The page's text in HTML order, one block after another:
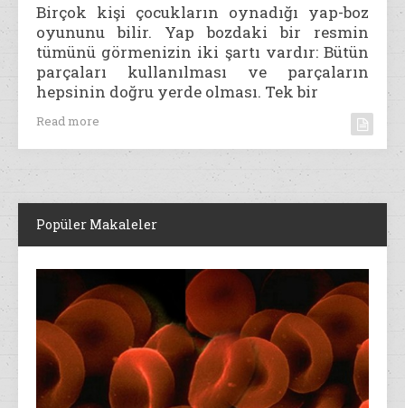
Birçok kişi çocukların oynadığı yap-boz
oyununu bilir. Yap bozdaki bir resmin
tümünü görmenizin iki şartı vardır: Bütün
parçaları kullanılması ve parçaların
hepsinin doğru yerde olması. Tek bir
Read more
Popüler Makaleler